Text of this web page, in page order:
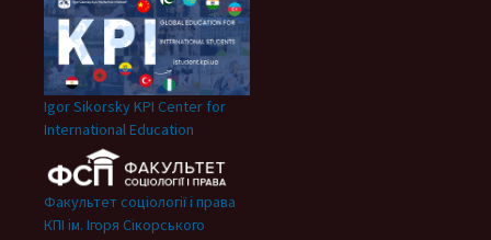
Igor Sikorsky KPI Center for
International Education
Факультет соціології і права
КПІ ім. Ігоря Сікорського